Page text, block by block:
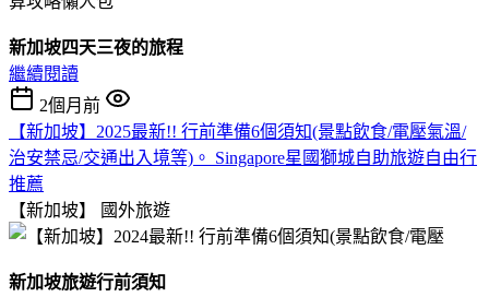
新加坡四天三夜的旅程
繼續閱讀
2個月前
【新加坡】2025最新!! 行前準備6個須知(景點飲食/電壓氣溫/
治安禁忌/交通出入境等)。 Singapore星國獅城自助旅遊自由行
推薦
【新加坡】
國外旅遊
新加坡旅遊行前須知